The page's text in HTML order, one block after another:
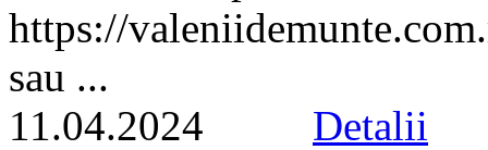
https://
sau ...
11.04.2024 Detalii